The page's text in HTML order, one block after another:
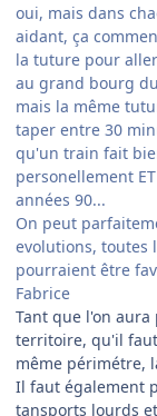
oui, mais dans
aidant, ça
la tuture pour
au grand bourg
mais la même
taper entre 30
qu'un train fait
personellement
années 90...
On peut
evolutions, toutes
pourraient être
Fabrice
Tant que l'on
territoire, qu'il
même périmétre,
Il faut également
tansports lourds